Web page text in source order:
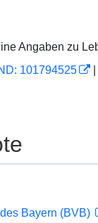
Angaben zu
101794525
Bayern (BVB)